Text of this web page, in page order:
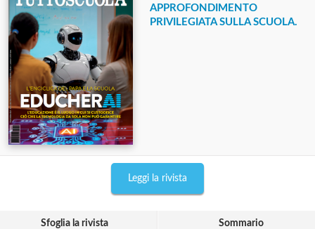
APPROFONDIMENTO
PRIVILEGIATA SULLA SCUOLA.
Leggi la rivista
Sfoglia la rivista Sommario